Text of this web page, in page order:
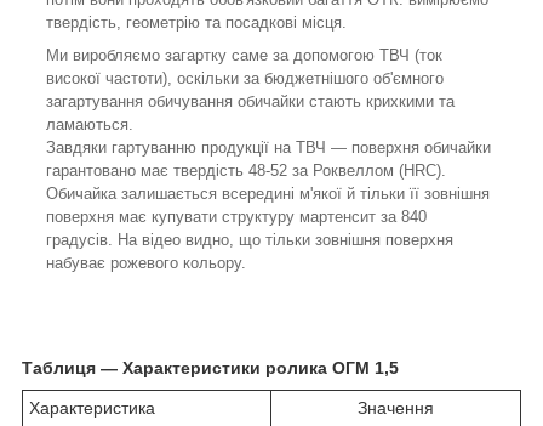
твердість, геометрію та посадкові місця.
Ми виробляємо загартку саме за допомогою ТВЧ (ток
високої частоти), оскільки за бюджетнішого об'ємного
загартування обичування обичайки стають крихкими та
ламаються.
Завдяки гартуванню продукції на ТВЧ — поверхня обичайки
гарантовано має твердість 48-52 за Роквеллом (HRC).
Обичайка залишається всередині м'якої й тільки її зовнішня
поверхня має купувати структуру мартенсит за 840
градусів. На відео видно, що тільки зовнішня поверхня
набуває рожевого кольору.
Таблиця — Характеристики ролика ОГМ 1,5
Характеристика
Значення